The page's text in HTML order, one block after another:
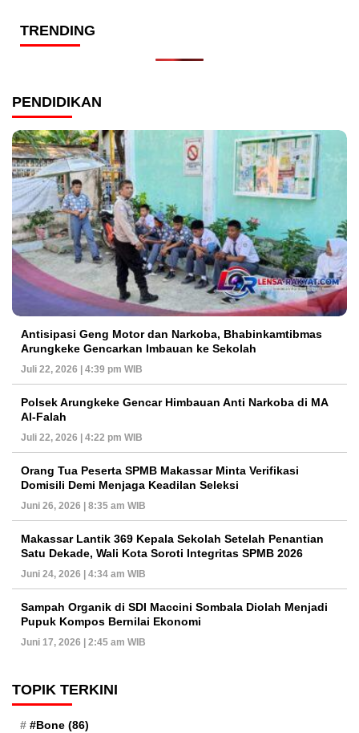
TRENDING
PENDIDIKAN
Antisipasi Geng Motor dan Narkoba, Bhabinkamtibmas
Arungkeke Gencarkan Imbauan ke Sekolah
Juli 22, 2026 | 4:39 pm WIB
Polsek Arungkeke Gencar Himbauan Anti Narkoba di MA
Al-Falah
Juli 22, 2026 | 4:22 pm WIB
Orang Tua Peserta SPMB Makassar Minta Verifikasi
Domisili Demi Menjaga Keadilan Seleksi
Juni 26, 2026 | 8:35 am WIB
Makassar Lantik 369 Kepala Sekolah Setelah Penantian
Satu Dekade, Wali Kota Soroti Integritas SPMB 2026
Juni 24, 2026 | 4:34 am WIB
Sampah Organik di SDI Maccini Sombala Diolah Menjadi
Pupuk Kompos Bernilai Ekonomi
Juni 17, 2026 | 2:45 am WIB
TOPIK TERKINI
#Bone (86)